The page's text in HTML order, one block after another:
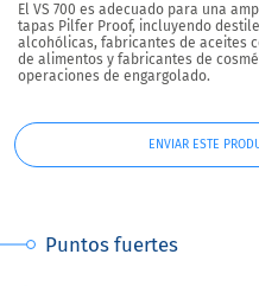
El VS 700 es adecuado para una
tapas Pilfer Proof, incluyendo
alcohólicas, fabricantes de aceites
de alimentos y fabricantes de
operaciones de engargolado.
ENVIAR ESTE
Puntos fuertes